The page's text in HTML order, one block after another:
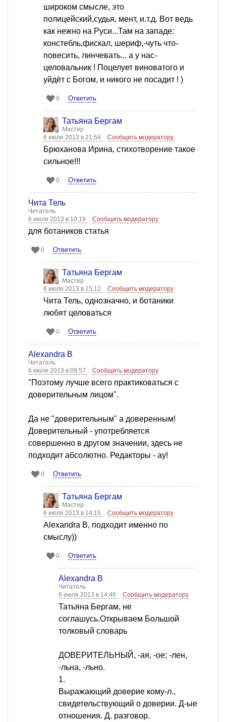
широком смысле, это
полицейский,судья, мент, и.т.д. Вот ведь
как нежно на Руси...Там на западе:
констебль,фискал, шериф,-чуть что-
повесить, линчевать... а у нас-
целовальник ! Поцелует виноватого и
уйдёт с Богом, и никого не посадит ! )
0 Ответить
Татьяна Бергам
Мастер
6 июля 2013 в 21:54
Сообщить модератору
Брюханова Ирина, стихотворение такое
сильное!!!
0 Ответить
Чита Тель
Читатель
6 июля 2013 в 10:19
Сообщить модератору
для ботаников статья
0 Ответить
Татьяна Бергам
Мастер
6 июля 2013 в 15:12
Сообщить модератору
Чита Тель, однозначно, и ботаники
любят целоваться
0 Ответить
Alexandra B
Читатель
6 июля 2013 в 09:57
Сообщить модератору
"Поэтому лучше всего практиковаться с
доверительным лицом".
Да не "доверительным" а доверенным!
Доверительный - употребляется
совершенно в другом значении, здесь не
подходит абсолютно. Редакторы - ау!
0 Ответить
Татьяна Бергам
Мастер
6 июля 2013 в 14:15
Сообщить модератору
Alexandra B, подходит именно по
смыслу))
0 Ответить
Alexandra B
Читатель
6 июля 2013 в 14:48
Сообщить модератору
Татьяна Бергам, не
соглашусь.Открываем Большой
толковый словарь
ДОВЕРИТЕЛЬНЫЙ, -ая, -ое; -лен,
-льна, -льно.
1.
Выражающий доверие кому-л.,
свидетельствующий о доверии. Д-ые
отношения. Д. разговор.